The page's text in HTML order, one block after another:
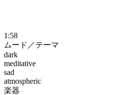
1:58
ムード／テーマ
dark
meditative
sad
atmospheric
楽器